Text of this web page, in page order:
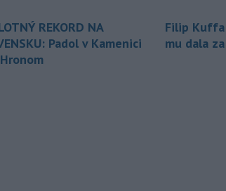
REKORD NA
Padol v Kamenici
Filip
mu dala